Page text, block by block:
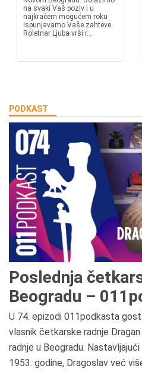
na svaki Vaš poziv i u
najkraćem mogućem roku
ispunjavamo Vaše zahteve.
Roletnar Ljuba vrši r...
PODKAST
Poslednja
Beogradu –
U 74. epizodi 011podkasta
vlasnik četkarske radnje
radnje u Beogradu.
1953. godine, Dragoslav već